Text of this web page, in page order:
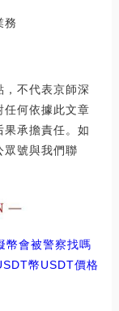
務
不代表京師深
任何依據此文章
果承擔責任。如
眾號與我們聯
幣會被警察找嗎
幣USDT價格